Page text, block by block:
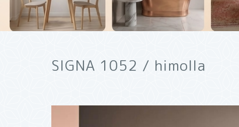
SIGNA 1052 / himolla